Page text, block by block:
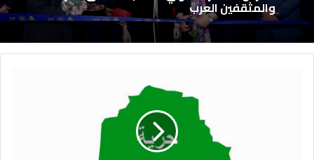
والمثقفين العرب